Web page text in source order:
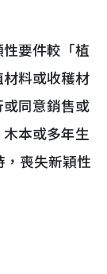
要件較「植
料或收穫材
同意銷售或
本或多年生
，喪失新穎性